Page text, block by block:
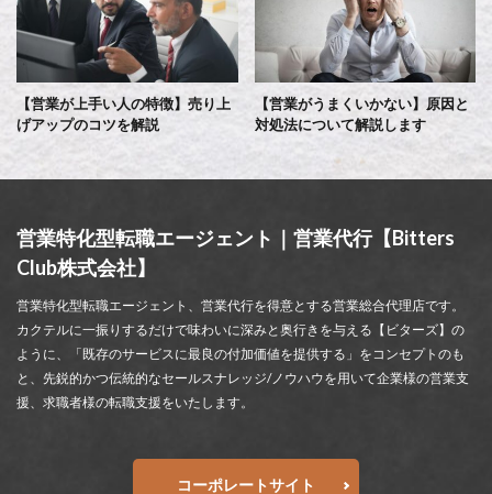
【営業が上手い人の特徴】売り上
げアップのコツを解説
【営業がうまくいかない】原因と
対処法について解説します
営業特化型転職エージェント｜営業代行【Bitters
Club株式会社】
営業特化型転職エージェント、営業代行を得意とする営業総合代理店です。
カクテルに一振りするだけで味わいに深みと奥行きを与える【ビターズ】の
ように、「既存のサービスに最良の付加価値を提供する」をコンセプトのも
と、先鋭的かつ伝統的なセールスナレッジ/ノウハウを用いて企業様の営業支
援、求職者様の転職支援をいたします。
コーポレートサイト